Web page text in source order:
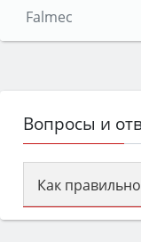
Falmec
Вопросы и
Как
Сначала